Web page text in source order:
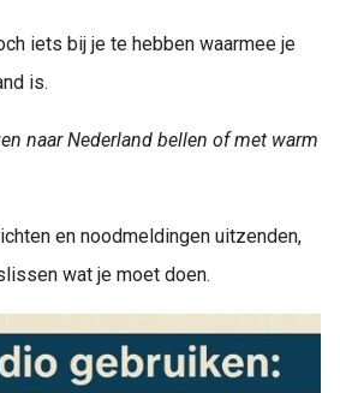
iets bij je te hebben waarmee je
is.
naar Nederland bellen of met warm
en noodmeldingen uitzenden,
wat je moet doen.